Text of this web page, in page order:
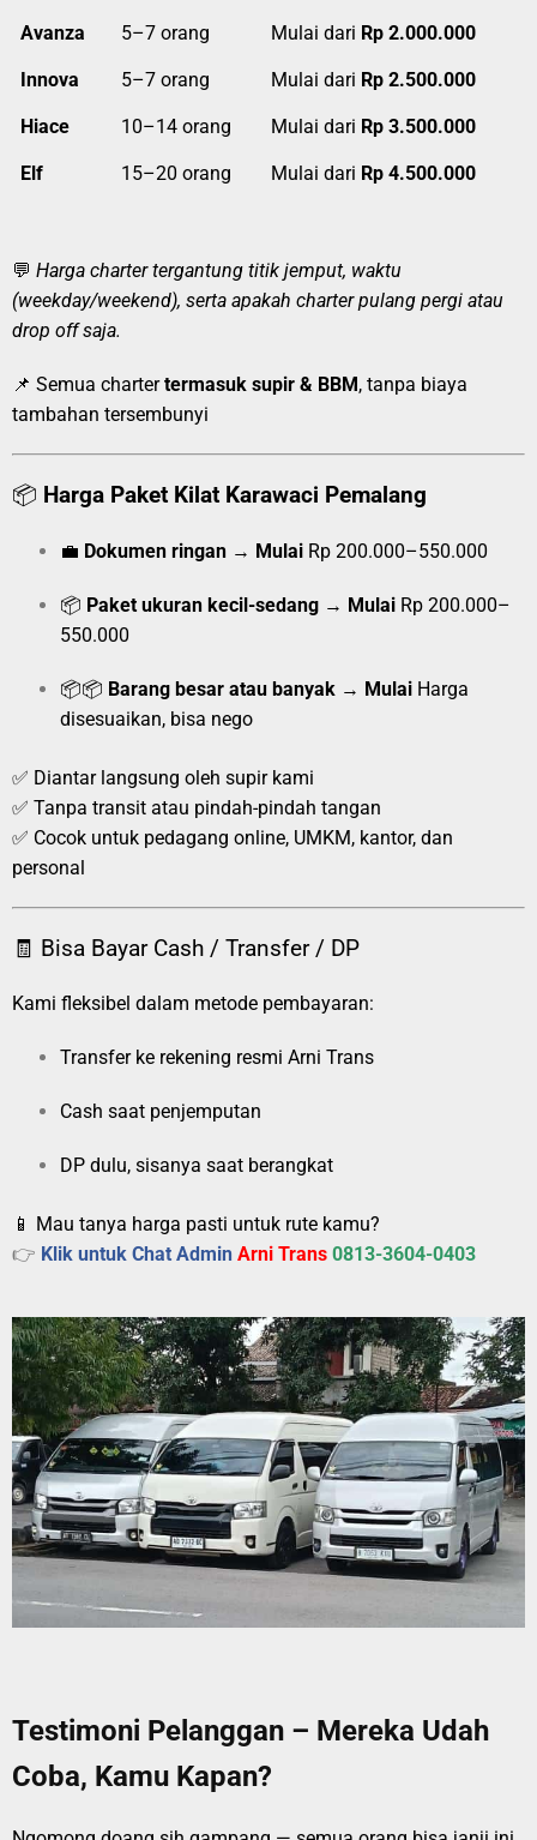
Avanza 5–7 orang Mulai dari Rp 2.000.000
Innova 5–7 orang Mulai dari Rp 2.500.000
Hiace 10–14 orang Mulai dari Rp 3.500.000
Elf 15–20 orang Mulai dari Rp 4.500.000
💬 Harga charter tergantung titik jemput, waktu
(weekday/weekend), serta apakah charter pulang pergi atau
drop off saja.
📌 Semua chartertermasuk supir & BBM , tanpa biaya
tambahan tersembunyi
📦 Harga Paket Kilat Karawaci Pemalang
💼 Dokumen ringan → Mulai Rp 200.000–550.000
📦 Paket ukuran kecil-sedang → Mulai Rp 200.000–
550.000
📦📦 Barang besar atau banyak → Mulai Harga
disesuaikan, bisa nego
✅ Diantar langsung oleh supir kami
✅ Tanpa transit atau pindah-pindah tangan
✅ Cocok untuk pedagang online, UMKM, kantor, dan
personal
🧾 Bisa Bayar Cash / Transfer / DP
Kami fleksibel dalam metode pembayaran:
Transfer ke rekening resmi Arni Trans
Cash saat penjemputan
DP dulu, sisanya saat berangkat
📱 Mau tanya harga pasti untuk rute kamu?
👉 Klik untuk Chat Admin Arni Trans 0813-3604-0403
Testimoni Pelanggan – Mereka Udah
Coba, Kamu Kapan?